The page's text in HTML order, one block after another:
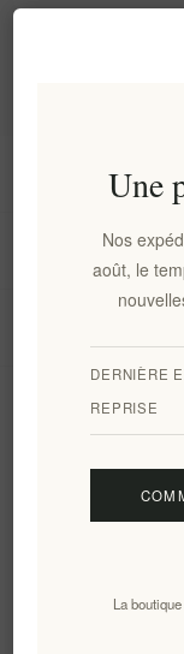
S'abonner Se
Une
Nos
août, le
DERNIÈRE
REPRISE
La